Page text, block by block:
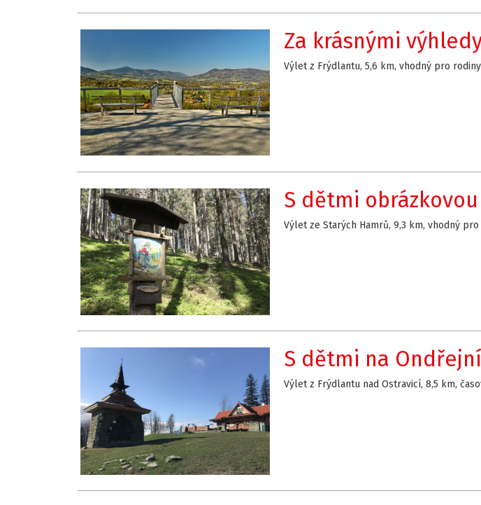
Za krásnými
Výlet z Frýdlantu, 5,6 km, vhodný pro
S dětmi
Výlet ze Starých Hamrů, 9,3 km, vhodný
S dětmi na
Výlet z Frýdlantu nad Ostravicí, 8,5 km,